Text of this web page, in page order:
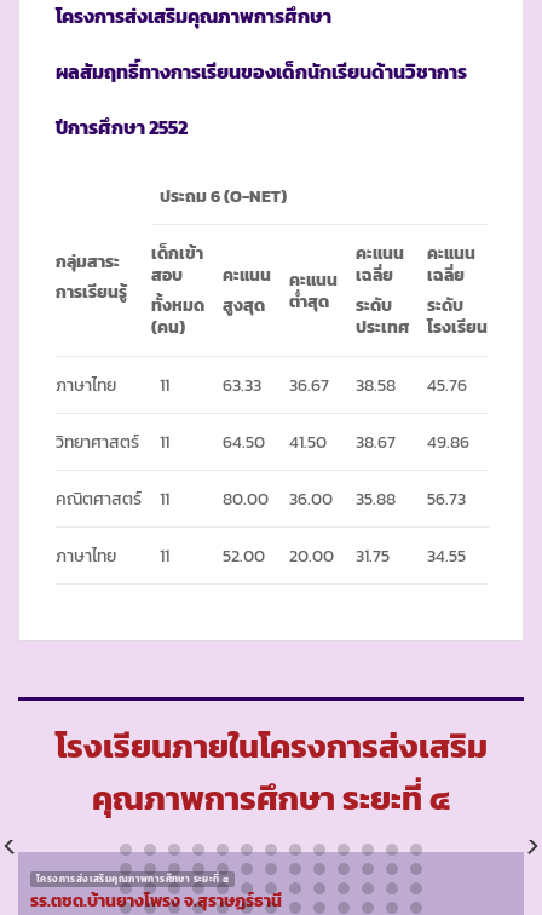
โครงการส่งเสริมคุณภาพการศึกษา
ผลสัมฤทธิ์ทางการเรียนของเด็กนักเรียนด้านวิชาการ
ปีการศึกษา 2552
กลุ่มสาระ
การเรียนรู้
ประถม 6 (O-NET)
เด็กเข้า
สอบ
ทั้งหมด
(คน)
คะแนน
สูงสุด
คะแนน
ต่ำสุด
คะแนน
เฉลี่ย
ระดับ
ประเทศ
คะแนน
เฉลี่ย
ระดับ
โรงเรียน
ภาษาไทย 11 63.33 36.67 38.58 45.76
วิทยาศาสตร์ 11 64.50 41.50 38.67 49.86
คณิตศาสตร์ 11 80.00 36.00 35.88 56.73
ภาษาไทย 11 52.00 20.00 31.75 34.55
โรงเรียนภายในโครงการส่งเสริม
คุณภาพการศึกษา ระยะที่ ๔
โครงการส่งเสริมคุณภาพการศึกษา ระยะที่ ๔
รร.ตชด.บ้านยางโพรง จ.สุราษฏร์ธานี